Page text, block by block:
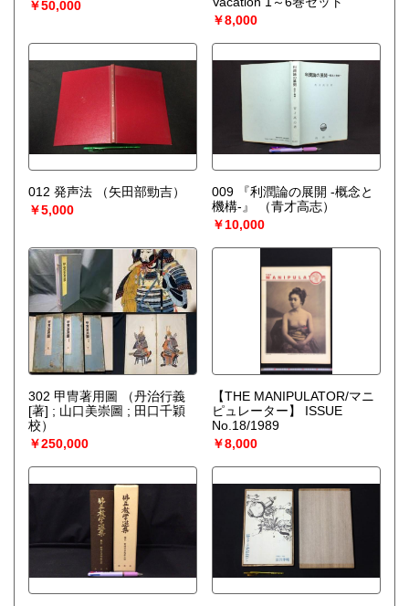
￥50,000
￥8,000
012 発声法
（矢田部勁吉）
￥5,000
009 『利潤論の展開 -概念と
機構-』
（青才高志）
￥10,000
302 甲冑著用圖
（丹治行義
[著] ; 山口美崇圖 ; 田口千穎
校）
￥250,000
【THE MANIPULATOR/マニ
ピュレーター】 ISSUE
No.18/1989
￥8,000